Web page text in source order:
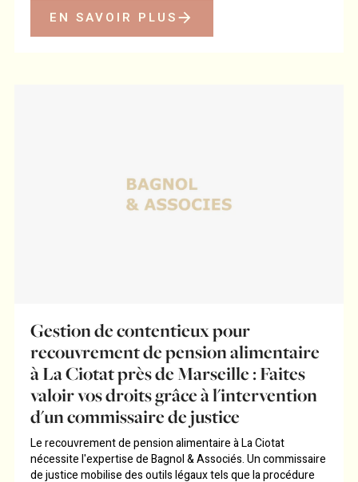
EN SAVOIR PLUS
Gestion de contentieux pour
recouvrement de pension alimentaire
à La Ciotat près de Marseille : Faites
valoir vos droits grâce à l'intervention
d'un commissaire de justice
Le recouvrement de pension alimentaire à La Ciotat
nécessite l'expertise de Bagnol & Associés. Un commissaire
de justice mobilise des outils légaux tels que la procédure